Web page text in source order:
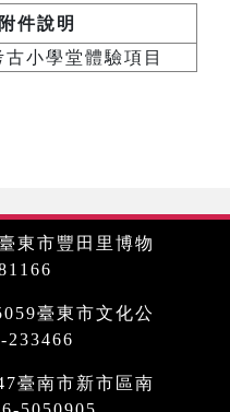
附件說明
古小學堂體驗項目
東市豐田里博物
臺東市文化公
233466
臺南市新市區南